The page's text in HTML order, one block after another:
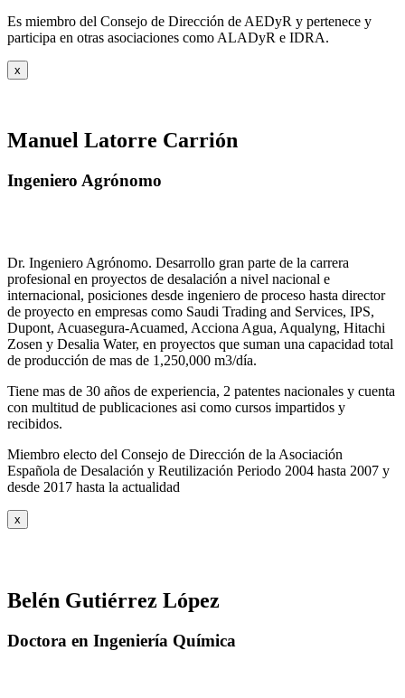
Es miembro del Consejo de Dirección de AEDyR y pertenece y
participa en otras asociaciones como ALADyR e IDRA.
x
Manuel Latorre Carrión
Ingeniero Agrónomo
Dr. Ingeniero Agrónomo. Desarrollo gran parte de la carrera
profesional en proyectos de desalación a nivel nacional e
internacional, posiciones desde ingeniero de proceso hasta director
de proyecto en empresas como Saudi Trading and Services, IPS,
Dupont, Acuasegura-Acuamed, Acciona Agua, Aqualyng, Hitachi
Zosen y Desalia Water, en proyectos que suman una capacidad total
de producción de mas de 1,250,000 m3/día.
Tiene mas de 30 años de experiencia, 2 patentes nacionales y cuenta
con multitud de publicaciones asi como cursos impartidos y
recibidos.
Miembro electo del Consejo de Dirección de la Asociación
Española de Desalación y Reutilización Periodo 2004 hasta 2007 y
desde 2017 hasta la actualidad
x
Belén Gutiérrez López
Doctora en Ingeniería Química